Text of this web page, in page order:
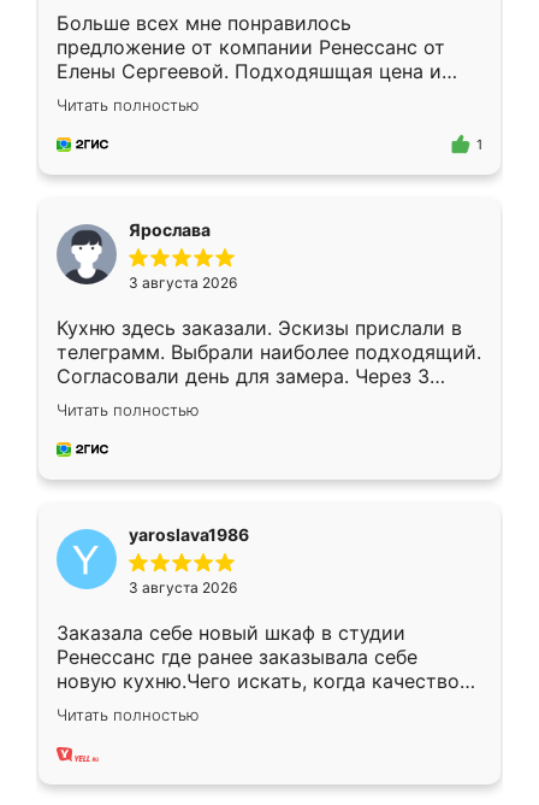
Больше всех мне понравилось
предложение от компании Ренессанс от
Елены Сергеевой. Подходяшщая цена и
короткие сроки изготовления. Приехавший
для замера сотрудник Владислав
предложил по моему эскизу самый
Читать полностью
1
Ярослава
3 августа 2026
Кухню здесь заказали. Эскизы прислали в
телеграмм. Выбрали наиболее подходящий.
Согласовали день для замера. Через 3
недели кухня была уже готова. Остались
довольны работой. Спасибо Ренессанс
мебель за качественную работу!
Читать полностью
yaroslava1986
3 августа 2026
Заказала себе новый шкаф в студии
Ренессанс где ранее заказывала себе
новую кухню.Чего искать, когда качеством
вполне довольна. Служит кухня уже почти
два года, нареканий нет.
Читать полностью